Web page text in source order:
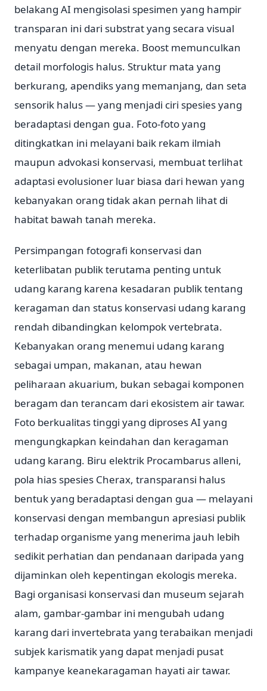
belakang AI mengisolasi spesimen yang hampir
transparan ini dari substrat yang secara visual
menyatu dengan mereka. Boost memunculkan
detail morfologis halus. Struktur mata yang
berkurang, apendiks yang memanjang, dan seta
sensorik halus — yang menjadi ciri spesies yang
beradaptasi dengan gua. Foto-foto yang
ditingkatkan ini melayani baik rekam ilmiah
maupun advokasi konservasi, membuat terlihat
adaptasi evolusioner luar biasa dari hewan yang
kebanyakan orang tidak akan pernah lihat di
habitat bawah tanah mereka.
Persimpangan fotografi konservasi dan
keterlibatan publik terutama penting untuk
udang karang karena kesadaran publik tentang
keragaman dan status konservasi udang karang
rendah dibandingkan kelompok vertebrata.
Kebanyakan orang menemui udang karang
sebagai umpan, makanan, atau hewan
peliharaan akuarium, bukan sebagai komponen
beragam dan terancam dari ekosistem air tawar.
Foto berkualitas tinggi yang diproses AI yang
mengungkapkan keindahan dan keragaman
udang karang. Biru elektrik Procambarus alleni,
pola hias spesies Cherax, transparansi halus
bentuk yang beradaptasi dengan gua — melayani
konservasi dengan membangun apresiasi publik
terhadap organisme yang menerima jauh lebih
sedikit perhatian dan pendanaan daripada yang
dijaminkan oleh kepentingan ekologis mereka.
Bagi organisasi konservasi dan museum sejarah
alam, gambar-gambar ini mengubah udang
karang dari invertebrata yang terabaikan menjadi
subjek karismatik yang dapat menjadi pusat
kampanye keanekaragaman hayati air tawar.